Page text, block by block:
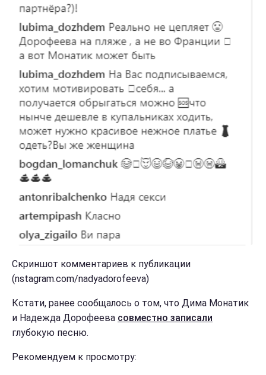
Скриншот комментариев к публикации
(nstagram.com/nadyadorofeeva)
Кстати, ранее сообщалось о том, что Дима Монатик
и Надежда Дорофеева совместно записали
глубокую песню.
Рекомендуем к просмотру: